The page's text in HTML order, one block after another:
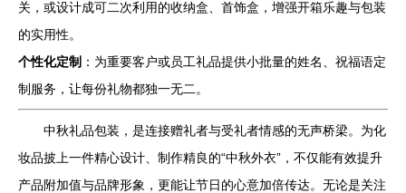
关，或设计成可二次利用的收纳盒、首饰盒，增强开箱乐趣与包装
的实用性。
个性化定制 ：为重要客户或员工礼品提供小批量的姓名、祝福语定
制服务，让每份礼物都独一无二。
中秋礼品包装，是连接赠礼者与受礼者情感的无声桥梁。为化
妆品披上一件精心设计、制作精良的“中秋外衣”，不仅能有效提升
产品附加值与品牌形象，更能让节日的心意加倍传达。无论是关注